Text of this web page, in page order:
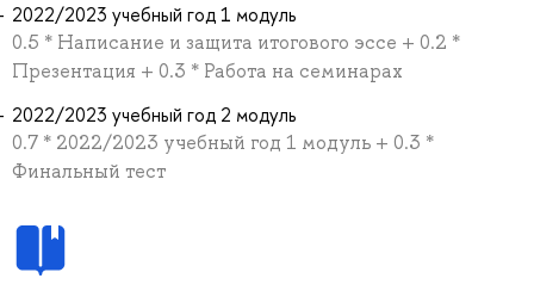
2022/2023 учебный год 1 модуль
0.5 * Написание и защита итогового эссе + 0.2 *
Презентация + 0.3 * Работа на семинарах
2022/2023 учебный год 2 модуль
0.7 * 2022/2023 учебный год 1 модуль + 0.3 *
Финальный тест